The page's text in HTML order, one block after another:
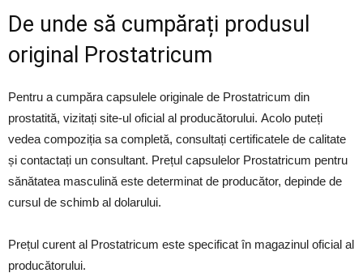
De unde să cumpărați produsul
original Prostatricum
Pentru a cumpăra capsulele originale de Prostatricum din
prostatită, vizitați site-ul oficial al producătorului. Acolo puteți
vedea compoziția sa completă, consultați certificatele de calitate
și contactați un consultant. Prețul capsulelor Prostatricum pentru
sănătatea masculină este determinat de producător, depinde de
cursul de schimb al dolarului.
Prețul curent al Prostatricum este specificat în magazinul oficial al
producătorului.